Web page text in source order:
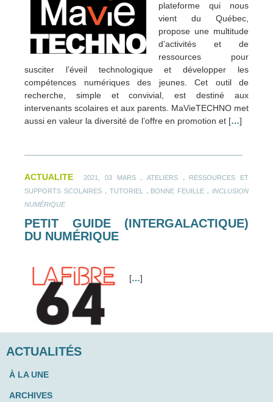
plateforme qui nous
vient du Québec,
propose une multitude
d’activités et de
ressources pour
susciter l’éveil technologique et développer les
compétences numériques des jeunes. Cet outil de
recherche, simple et convivial, est destiné aux
intervenants scolaires et aux parents. MaVieTECHNO met
aussi en valeur la diversité de l’offre en promotion et […]
ACTUALITE 2021, 03 MARS.ATELIERS
RESSOURCES ET
SUPPORTS SCOLAIRES. TUTORIEL BONNE FEUILLE
INCLUSION
NUMÉRIQUE
PETIT GUIDE (INTERGALACTIQUE)
DU NUMÉRIQUE
[…]
ACTUALITÉS
À LA UNE
ARCHIVES